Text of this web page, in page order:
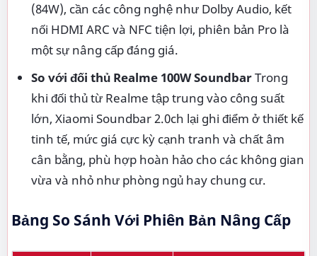
(84W), cần các công nghệ như Dolby Audio, kết
nối HDMI ARC và NFC tiện lợi, phiên bản Pro là
một sự nâng cấp đáng giá.
So với đối thủ Realme 100W SoundbarTrong
khi đối thủ từ Realme tập trung vào công suất
lớn, Xiaomi Soundbar 2.0ch lại ghi điểm ở thiết kế
tinh tế, mức giá cực kỳ cạnh tranh và chất âm
cân bằng, phù hợp hoàn hảo cho các không gian
vừa và nhỏ như phòng ngủ hay chung cư.
Bảng So Sánh Với Phiên Bản Nâng Cấp